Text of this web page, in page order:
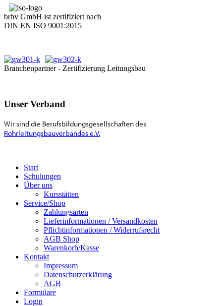
brbv GmbH ist zertifiziert nach
DIN EN ISO 9001:2015
Branchenpartner - Zertifizierung Leitungsbau
Unser Verband
Wir sind die Berufsbildungsgesellschaften des
Rohrleitungsbauverbandes e.V.
Start
Schulungen
Über uns
Kursstätten
Service/Shop
Zahlungsarten
Lieferinformationen / Versandkosten
Pflichtinformationen / Widerrufsrecht
AGB Shop
Warenkorb/Kasse
Kontakt
Impressum
Datenschutzerklärung
AGB
Formulare
Login